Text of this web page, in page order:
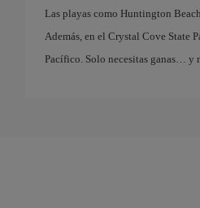
Las playas como Huntington
Además, en el Crystal Cove State
Pacífico. Solo necesitas ganas… y